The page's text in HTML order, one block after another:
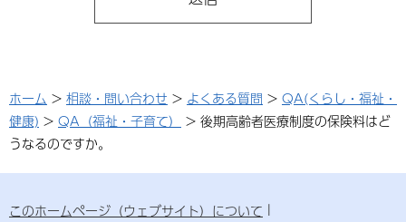
ホーム > 相談・問い合わせ > よくある質問 > QA(くらし・福祉・
健康) > QA（福祉・子育て）
> 後期高齢者医療制度の保険料はど
うなるのですか。
このホームページ（ウェブサイト）について